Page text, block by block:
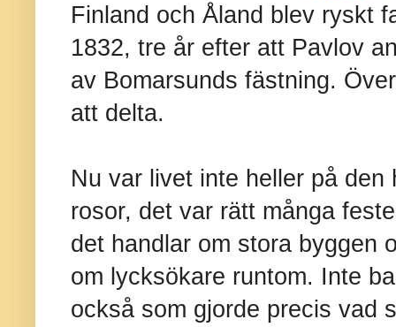
Finland och Åland blev ryskt
1832, tre år efter att Pavlov
av Bomarsunds fästning.
att delta.
Nu var livet inte heller på
rosor, det var rätt många
det handlar om stora byggen
om lycksökare runtom. Inte
också som gjorde precis vad